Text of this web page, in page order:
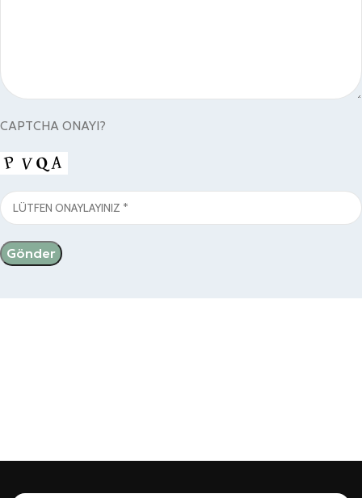
CAPTCHA ONAYI?